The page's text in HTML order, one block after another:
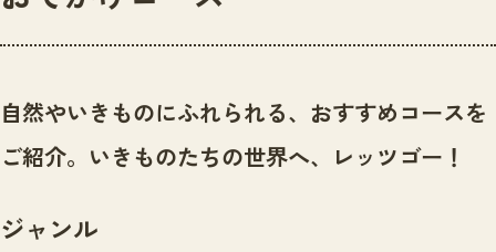
センター紹介
センター紹介TOP
サイトポリシー
ニュース
いきものガイド
イベント
自然やいきものにふれられる、おすすめコースを
ご紹介。いきものたちの世界へ、レッツゴー！
ジャンル